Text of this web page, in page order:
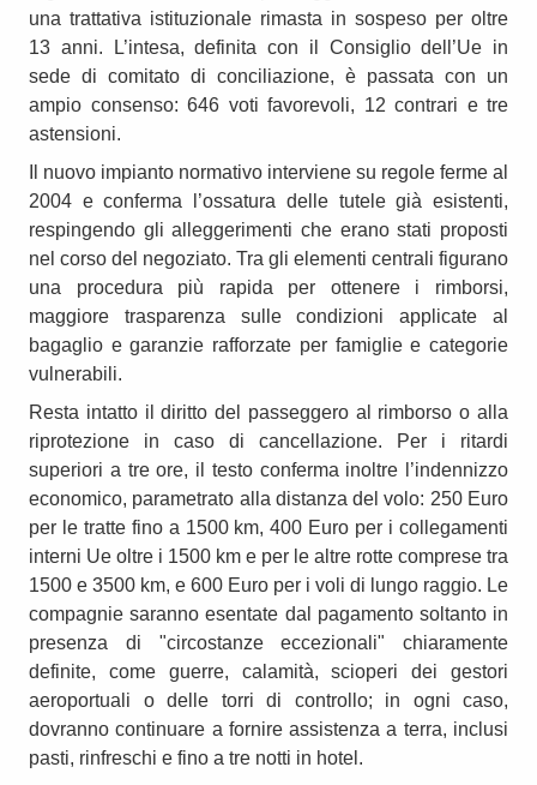
una trattativa istituzionale rimasta in sospeso per oltre
13 anni. L’intesa, definita con il Consiglio dell’Ue in
sede di comitato di conciliazione, è passata con un
ampio consenso: 646 voti favorevoli, 12 contrari e tre
astensioni.
Il nuovo impianto normativo interviene su regole ferme al
2004 e conferma l’ossatura delle tutele già esistenti,
respingendo gli alleggerimenti che erano stati proposti
nel corso del negoziato. Tra gli elementi centrali figurano
una procedura più rapida per ottenere i rimborsi,
maggiore trasparenza sulle condizioni applicate al
bagaglio e garanzie rafforzate per famiglie e categorie
vulnerabili.
Resta intatto il diritto del passeggero al rimborso o alla
riprotezione in caso di cancellazione. Per i ritardi
superiori a tre ore, il testo conferma inoltre l’indennizzo
economico, parametrato alla distanza del volo: 250 Euro
per le tratte fino a 1500 km, 400 Euro per i collegamenti
interni Ue oltre i 1500 km e per le altre rotte comprese tra
1500 e 3500 km, e 600 Euro per i voli di lungo raggio. Le
compagnie saranno esentate dal pagamento soltanto in
presenza di "circostanze eccezionali" chiaramente
definite, come guerre, calamità, scioperi dei gestori
aeroportuali o delle torri di controllo; in ogni caso,
dovranno continuare a fornire assistenza a terra, inclusi
pasti, rinfreschi e fino a tre notti in hotel.